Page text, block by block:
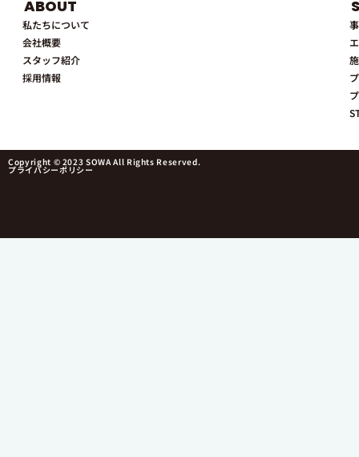
ABOUT
私たちについて
会社概要
スタッフ紹介
採用情報
Copyright © 2023 SOWA All Rights Reserved.
プライバシーポリシー